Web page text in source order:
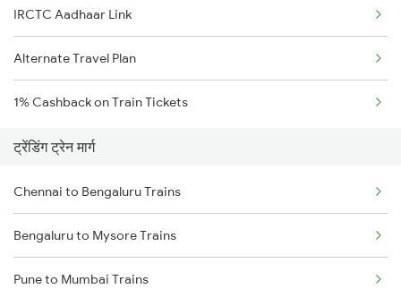
IRCTC Aadhaar Link
Alternate Travel Plan
1% Cashback on Train Tickets
ट्रेंडिंग ट्रेन मार्ग
Chennai to Bengaluru Trains
Bengaluru to Mysore Trains
Pune to Mumbai Trains